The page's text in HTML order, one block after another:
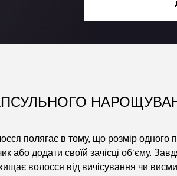
полягає в тому, що розмір одного
додати своїй зачісці об‘єму.
волосся від вичісування чи